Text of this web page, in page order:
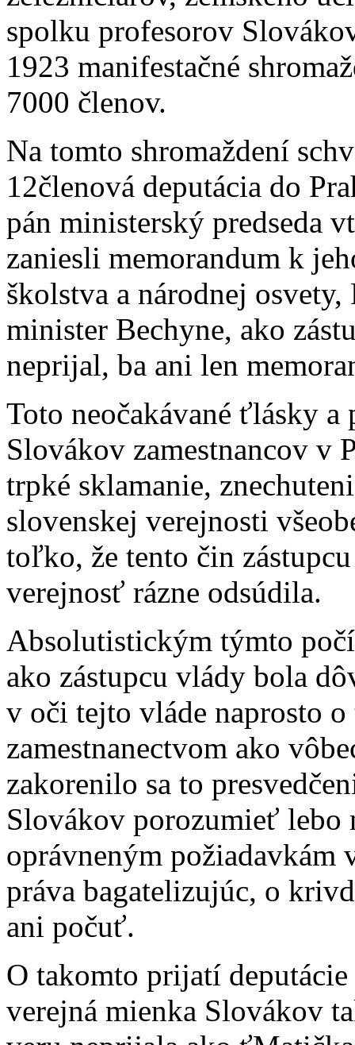
spolku profesorov
1923 manifestačné
7000 členov.
Na tomto shromaždení
12členová deputácia do
pán ministerský predseda
zaniesli memorandum k
školstva a národnej
minister Bechyne, ako
neprijal, ba ani len
Toto neočakávané ťlásky
Slovákov zamestnancov v
trpké sklamanie,
slovenskej verejnosti
toľko, že tento čin
verejnosť rázne odsúdila.
Absolutistickým týmto
ako zástupcu vlády bola
v oči tejto vláde naprosto
zamestnanectvom ako
zakorenilo sa to
Slovákov porozumieť lebo
oprávneným požiadavkám
práva bagatelizujúc, o
ani počuť.
O takomto prijatí
verejná mienka Slovákov